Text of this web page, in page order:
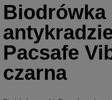
Biodrówka
Pacsafe
czarna